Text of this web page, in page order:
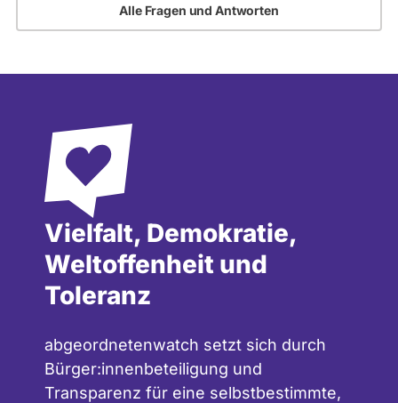
Alle Fragen und Antworten
Vielfalt, Demokratie,
Weltoffenheit und
Toleranz
abgeordnetenwatch setzt sich durch
Bürger:innenbeteiligung und
Transparenz für eine selbstbestimmte,